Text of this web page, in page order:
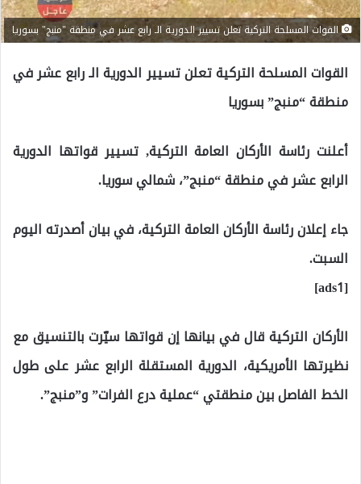
القوات المسلحة التركية تعلن تسيير الدورية الـ رابع عشر في منطقة "منبج" بسوريا
القوات المسلحة التركية تعلن تسيير الدورية الـ رابع عشر في
منطقة “منبج” بسوريا
أعلنت رئاسة الأركان العامة التركية, تسيير قواتها الدورية
الرابع عشر في منطقة “منبج”، شمالي سوريا.
جاء إعلان رئاسة الأركان العامة التركية، في بيان أصدرته اليوم
السبت.
[ads1]
الأركان التركية قال في بيانها إن قواتها سيّرت بالتنسيق مع
نظيرتها الأمريكية، الدورية المستقلة الرابع عشر على طول
الخط الفاصل بين منطقتي “عملية درع الفرات” و”منبج”.